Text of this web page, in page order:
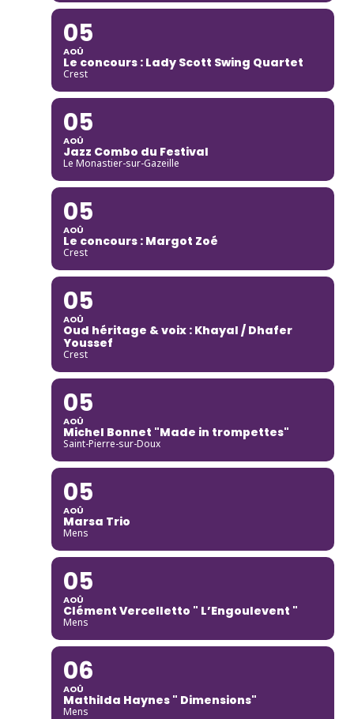
05
AOÛ
Le concours : Lady Scott Swing Quartet
Crest
05
AOÛ
Jazz Combo du Festival
Le Monastier-sur-Gazeille
05
AOÛ
Le concours : Margot Zoé
Crest
05
AOÛ
Oud héritage & voix : Khayal / Dhafer
Youssef
Crest
05
AOÛ
Michel Bonnet "Made in trompettes"
Saint-Pierre-sur-Doux
05
AOÛ
Marsa Trio
Mens
05
AOÛ
Clément Vercelletto " L’Engoulevent "
Mens
06
AOÛ
Mathilda Haynes " Dimensions"
Mens